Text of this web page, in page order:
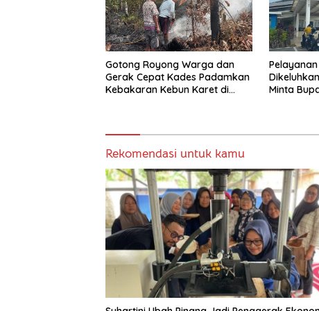
Gotong Royong Warga dan
Gerak Cepat Kades Padamkan
Kebakaran Kebun Karet di
Pelayanan
Minta
Rekomendasi untuk kamu